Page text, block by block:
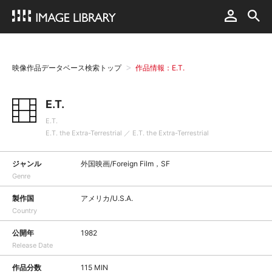
映像作品データベース検索トップ 作品情報：E.T.
E.T.
E.T.
E.T. the Extra-Terrestrial ／ E.T. the Extra-Terrestrial
ジャンル
Genre
外国映画/Foreign Film，SF
製作国
Country
アメリカ/U.S.A.
公開年
Release Date
1982
作品分数 115 MIN